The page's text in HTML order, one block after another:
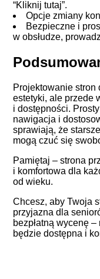
“Kliknij tutaj”.
Opcje zmiany
Bezpieczne i
w obsłudze,
Projektowanie stron
estetyki, ale przede
i dostępności.
nawigacja i
sprawiają, że
mogą czuć się
Pamiętaj – strona
i komfortowa dla
od wieku.
Chcesz, aby Twoja
przyjazna dla
bezpłatną wycenę –
będzie dostępna i